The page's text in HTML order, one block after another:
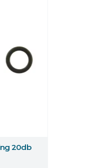
20db